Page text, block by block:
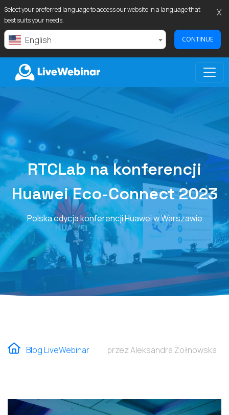
Select your preferred language to access our website in a language that
best suits your needs.
English CONTINUE
X
LIVEWEBINAR.COM
RTCLab na konferencji
Huawei Eco-Connect 2023
Polska edycja konferencji Huawei w Warszawie
Blog LiveWebinar przez Aleksandra Żołnowska